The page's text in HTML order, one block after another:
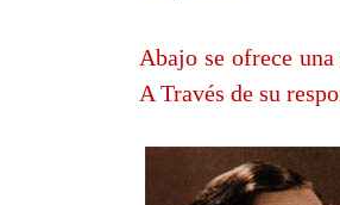
Abajo se ofrece
A Través de su